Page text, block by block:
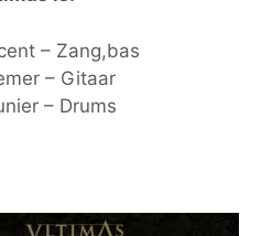
– Zang,bas
– Gitaar
– Drums